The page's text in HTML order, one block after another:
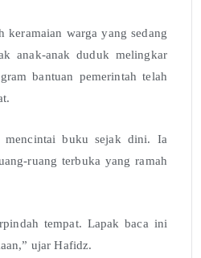
keramaian warga yang sedang
anak-anak duduk melingkar
bantuan pemerintah telah
mencintai buku sejak dini. Ia
ruang terbuka yang ramah
tempat. Lapak baca ini
ujar Hafidz.